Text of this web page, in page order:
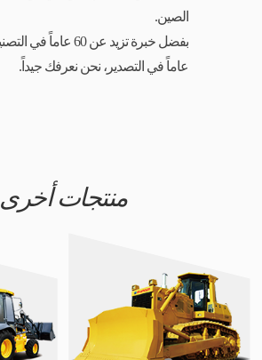
الصين.
عاماً في التصدير، نحن نعرفك جيداً.
منتجات أخرى